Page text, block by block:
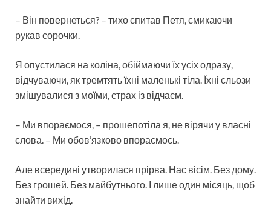
– Він повернеться? – тихо спитав Петя, смикаючи
рукав сорочки.
Я опустилася на коліна, обіймаючи їх усіх одразу,
відчуваючи, як тремтять їхні маленькі тіла. Їхні сльози
змішувалися з моїми, страх із відчаєм.
– Ми впораємося, – прошепотіла я, не вірячи у власні
слова. – Ми обов’язково впораємось.
Але всередині утворилася прірва. Нас вісім. Без дому.
Без грошей. Без майбутнього. І лише один місяць, щоб
знайти вихід.